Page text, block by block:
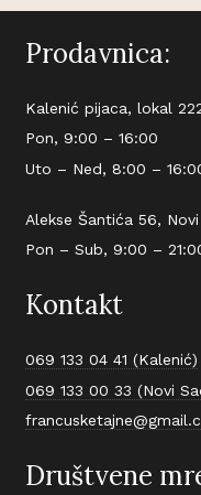
Prodavnica:
Kalenić pijaca, lokal
Pon, 9:00 – 16:00
Uto – Ned, 8:00 –
Alekse Šantića 56,
Pon – Sub, 9:00 –
Kontakt
069 133 04 41 (Kalenić)
069 133 00 33 (Novi
Društvene